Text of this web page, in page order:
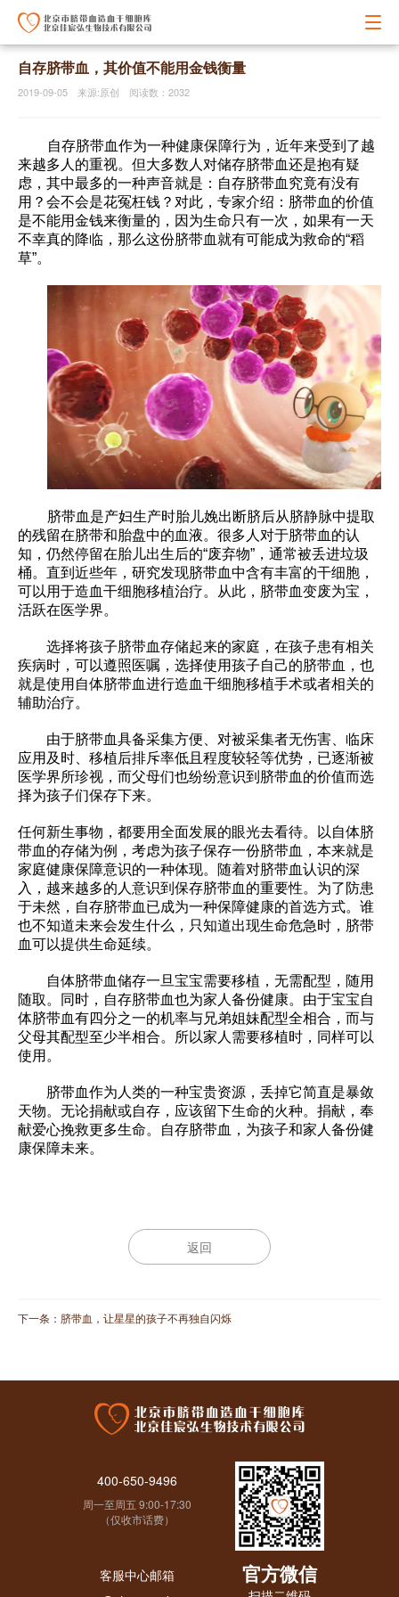
自存脐带血，其价值不能用金钱衡量
2019-09-05 来源:原创 阅读数：2032
自存脐带血作为一种健康保障行为，近年来受到了越
来越多人的重视。但大多数人对储存脐带血还是抱有疑
虑，其中最多的一种声音就是：自存脐带血究竟有没有
用？会不会是花冤枉钱？对此，专家介绍：脐带血的价值
是不能用金钱来衡量的，因为生命只有一次，如果有一天
不幸真的降临，那么这份脐带血就有可能成为救命的“稻
草”。
脐带血是产妇生产时胎儿娩出断脐后从脐静脉中提取
的残留在脐带和胎盘中的血液。很多人对于脐带血的认
知，仍然停留在胎儿出生后的“废弃物”，通常被丢进垃圾
桶。直到近些年，研究发现脐带血中含有丰富的干细胞，
可以用于造血干细胞移植治疗。从此，脐带血变废为宝，
活跃在医学界。
选择将孩子脐带血存储起来的家庭，在孩子患有相关
疾病时，可以遵照医嘱，选择使用孩子自己的脐带血，也
就是使用自体脐带血进行造血干细胞移植手术或者相关的
辅助治疗。
由于脐带血具备采集方便、对被采集者无伤害、临床
应用及时、移植后排斥率低且程度较轻等优势，已逐渐被
医学界所珍视，而父母们也纷纷意识到脐带血的价值而选
择为孩子们保存下来。
任何新生事物，都要用全面发展的眼光去看待。以自体脐
带血的存储为例，考虑为孩子保存一份脐带血，本来就是
家庭健康保障意识的一种体现。随着对脐带血认识的深
入，越来越多的人意识到保存脐带血的重要性。为了防患
于未然，自存脐带血已成为一种保障健康的首选方式。谁
也不知道未来会发生什么，只知道出现生命危急时，脐带
血可以提供生命延续。
自体脐带血储存一旦宝宝需要移植，无需配型，随用
随取。同时，自存脐带血也为家人备份健康。由于宝宝自
体脐带血有四分之一的机率与兄弟姐妹配型全相合，而与
父母其配型至少半相合。所以家人需要移植时，同样可以
使用。
脐带血作为人类的一种宝贵资源，丢掉它简直是暴敛
天物。无论捐献或自存，应该留下生命的火种。捐献，奉
献爱心挽救更多生命。自存脐带血，为孩子和家人备份健
康保障未来。
返回
下一条： 脐带血，让星星的孩子不再独自闪烁
官方微信
400-650-9496
周一至周五 9:00-17:30
（仅收市话费）
客服中心邮箱